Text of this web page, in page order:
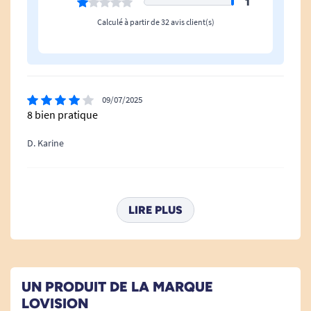
Calculé à partir de 32 avis client(s)
09/07/2025
8 bien pratique
D. Karine
Un peu grosse mais la voix est bien compréhensible
03/01/2023
Qualité du bracelet moyenne et pas assez grand
LIRE PLUS
UN PRODUIT DE LA MARQUE
LOVISION